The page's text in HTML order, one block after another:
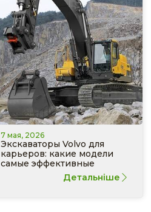
7 мая, 2026
Экскаваторы Volvo для
карьеров: какие модели
самые эффективные
Детальніше